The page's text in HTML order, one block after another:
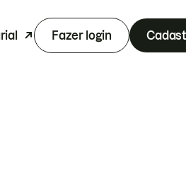
Fazer login